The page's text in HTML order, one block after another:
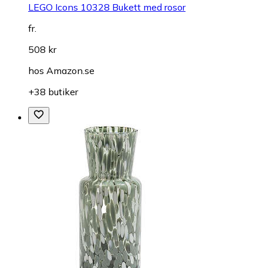
LEGO Icons 10328 Bukett med rosor
fr.
508 kr
hos Amazon.se
+38 butiker